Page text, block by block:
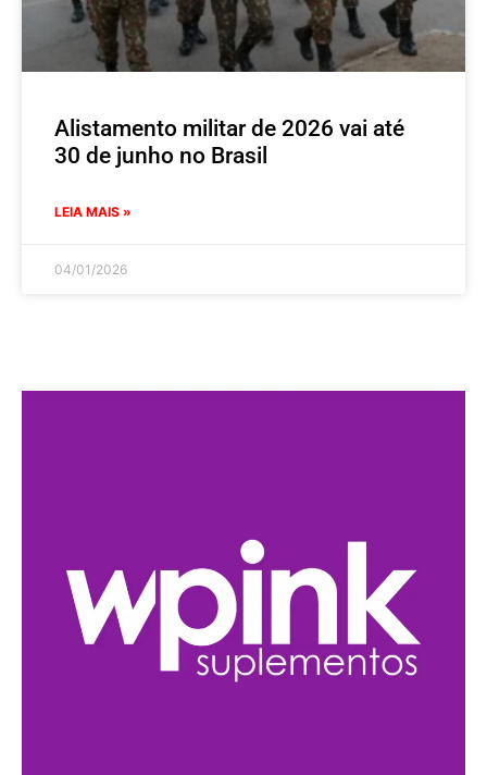
Alistamento militar de 2026 vai até
30 de junho no Brasil
LEIA MAIS »
04/01/2026